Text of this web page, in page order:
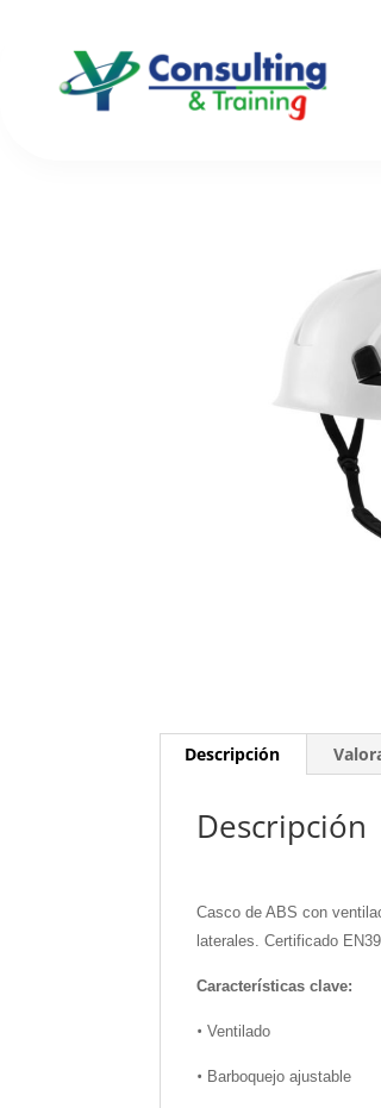
Inicio/Cascos/ 80655 –
Descripción
Descripción
Casco de ABS con
laterales. Certificado
Características clave:
•Ventilado
• Barboquejo ajustable